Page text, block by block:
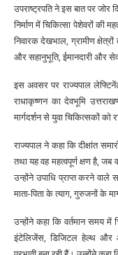
उपराष्ट्रपति ने इस बात पर जोर
निर्माण में चिकित्सा पेशेवरों की
निवारक देखभाल, ग्रामीण
और सहानुभूति, ईमानदारी और
इस अवसर पर राज्यपाल
राधाकृष्णन का देवभूमि
मार्गदर्शन से युवा चिकित्सकों को
राज्यपाल ने कहा कि दीक्षांत
तथा यह वह महत्वपूर्ण क्षण है, जब
उन्होंने उपाधि प्राप्त करने वाले
माता-पिता के त्याग, गुरुजनों के
उन्होंने कहा कि वर्तमान समय में
इंटेलिजेंस, डिजिटल हेल्थ और